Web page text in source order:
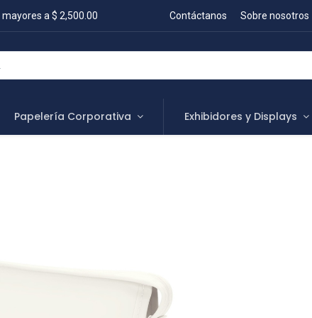
mayores a $ 2,500.00 Contáctanos Sobre nosotros
Papelería Corporativa Exhibidores y Displays